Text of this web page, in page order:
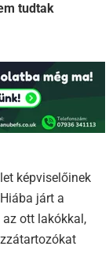
tudtak
képviselőinek
járt a
ott lakókkal,